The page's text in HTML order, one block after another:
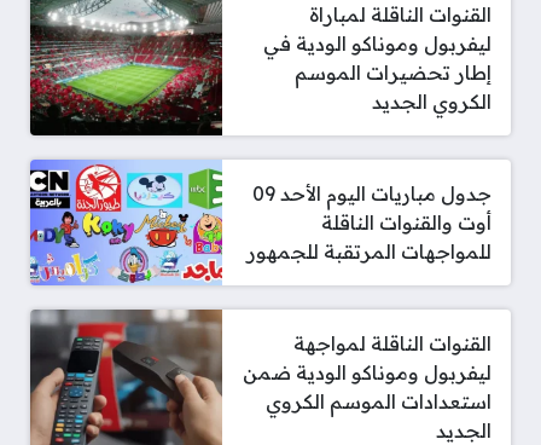
القنوات الناقلة لمباراة
ليفربول وموناكو الودية في
إطار تحضيرات الموسم
الكروي الجديد
جدول مباريات اليوم الأحد 09
أوت والقنوات الناقلة
للمواجهات المرتقبة للجمهور
القنوات الناقلة لمواجهة
ليفربول وموناكو الودية ضمن
استعدادات الموسم الكروي
الجديد